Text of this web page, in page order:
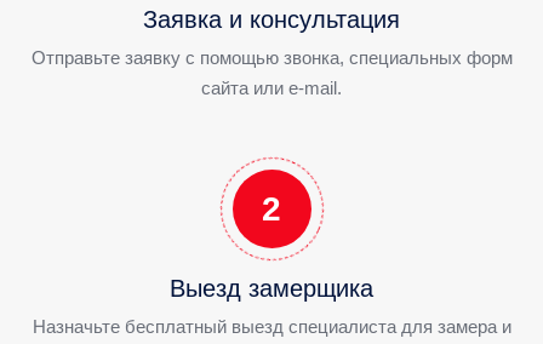
Заявка и консультация
Отправьте заявку с помощью звонка, специальных форм
сайта или e-mail.
2
Выезд замерщика
Назначьте бесплатный выезд специалиста для замера и